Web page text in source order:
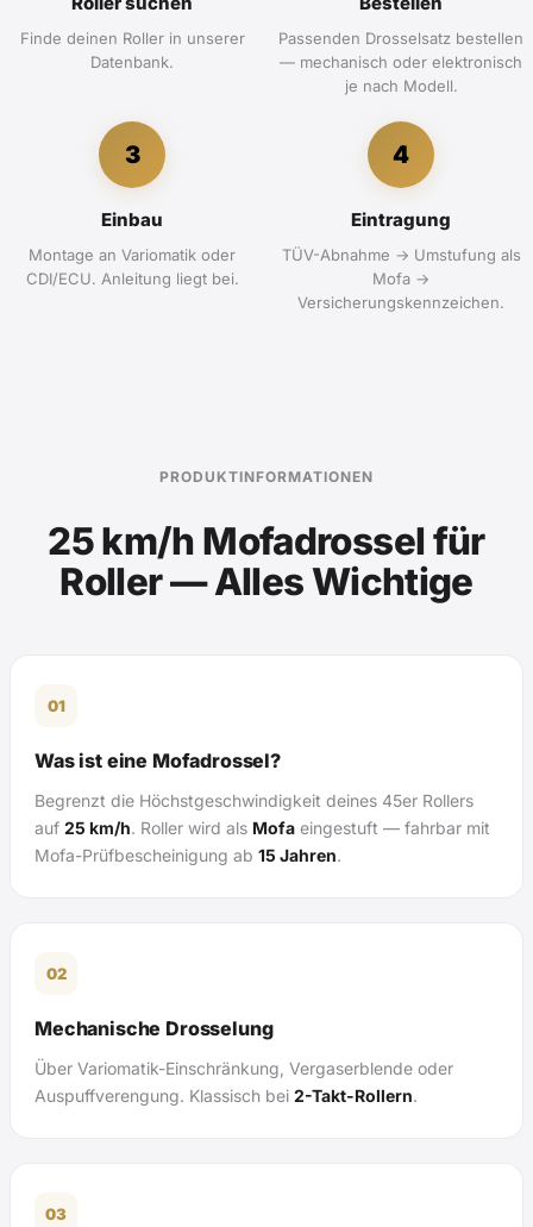
Finde deinen Roller in unserer
Datenbank.
Passenden Drosselsatz bestellen
— mechanisch oder elektronisch
je nach Modell.
3
Einbau
Montage an Variomatik oder
CDI/ECU. Anleitung liegt bei.
4
Eintragung
TÜV-Abnahme → Umstufung als
Mofa →
Versicherungskennzeichen.
PRODUKTINFORMATIONEN
25 km/h Mofadrossel für
Roller — Alles Wichtige
01
Was ist eine Mofadrossel?
Begrenzt die Höchstgeschwindigkeit deines 45er Rollers
auf 25 km/h. Roller wird als Mofa eingestuft — fahrbar mit
Mofa-Prüfbescheinigung ab 15 Jahren.
02
Mechanische Drosselung
Über Variomatik-Einschränkung, Vergaserblende oder
Auspuffverengung. Klassisch bei 2-Takt-Rollern.
03